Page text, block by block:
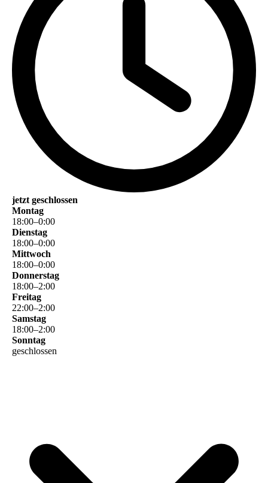
jetzt geschlossen
Montag
18:00–0:00
Dienstag
18:00–0:00
Mittwoch
18:00–0:00
Donnerstag
18:00–2:00
Freitag
22:00–2:00
Samstag
18:00–2:00
Sonntag
geschlossen